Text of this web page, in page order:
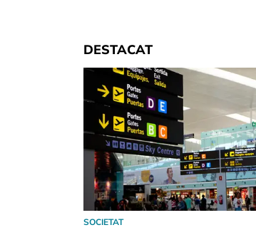
DESTACAT
SOCIETAT